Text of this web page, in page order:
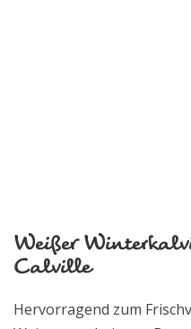
Weißer
Calville
Hervorragend zum